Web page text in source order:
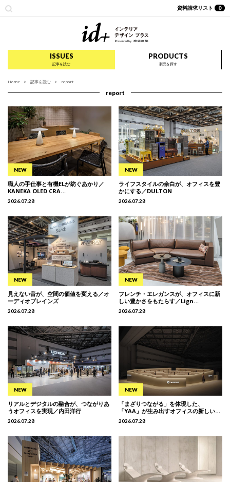
資料請求リスト 0
ISSUES
記事を読む
PRODUCTS
製品を探す
Home 記事を読む report
report
職人の手仕事と有機ELが紡ぐあかり／
KANEKA OLED CRA…
2026.07.28
ライフスタイルの余白が、オフィスを豊
かにする／DULTON
2026.07.28
見えない音が、空間の価値を変える／オ
ーディオブレインズ
2026.07.28
フレンチ・エレガンスが、オフィスに新
しい豊かさをもたらす／Lign…
2026.07.28
リアルとデジタルの融合が、つながりあ
うオフィスを実現／内田洋行
2026.07.28
「まざりつながる」を体現した、
「YAA」が生み出すオフィスの新しい…
2026.07.28